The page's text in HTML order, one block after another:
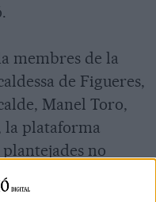
membres de la
de Figueres,
Manel Toro,
la plataforma
no
les dues famílies